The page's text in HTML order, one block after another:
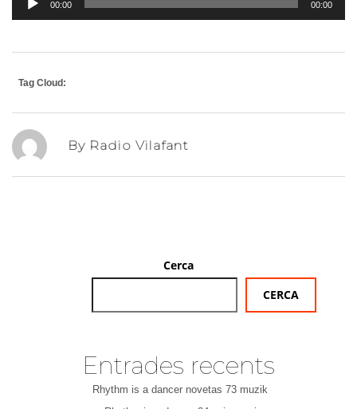
d'àudio
00:00 00:00
Tag Cloud:
By Radio Vilafant
Cerca
CERCA
Entrades recents
Rhythm is a dancer novetas 73 muzik